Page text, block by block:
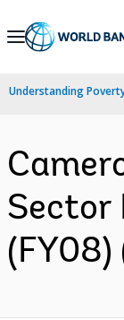
Skip
Navigation
Understanding
Sector
(FY08)